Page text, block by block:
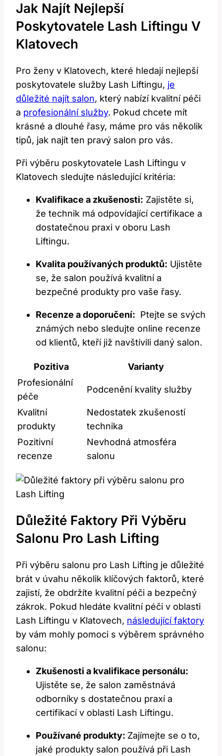
Jak Najít Nejlepší​
Poskytovatele Lash Liftingu V
Klatovech
Pro ženy v Klatovech, které hledají​ nejlepší
poskytovatele ⁤služby Lash‌ Liftingu, je
důležité najít salon, ‌který nabízí kvalitní péči
a profesionální služby. Pokud chcete mít⁤
krásné a dlouhé ⁤řasy,⁢ máme pro ⁢vás několik
tipů, jak najít ten ⁤pravý salon ⁤pro vás.
Při výběru poskytovatele Lash Liftingu v
Klatovech sledujte následující⁣ kritéria:
Kvalifikace a zkušenosti: Zajistěte‌ si,
že technik má odpovídající certifikace a⁣
dostatečnou ​praxi ​v oboru ⁢Lash
Liftingu.
Kvalita‌ používaných produktů: Ujistěte
se, že salon používá kvalitní a
bezpečné⁤ produkty​ pro vaše řasy.
Recenze a ​doporučení: ‌ Ptejte se svých
známých nebo⁤ sledujte online recenze​
od klientů, kteří již navštívili daný salon.
Pozitiva
Varianty
Profesionální
péče
Podcenění kvality služby
Kvalitní​
produkty
Nedostatek zkušeností
technika
Pozitivní
recenze
Nevhodná atmosféra
salonu
Důležité Faktory ⁣při Výběru
Salonu Pro Lash Lifting
Při ⁢výběru salonu⁢ pro Lash Lifting je důležité
⁤brát⁢ v úvahu několik klíčových faktorů, které
zajistí, že obdržíte kvalitní ‍péči ​a⁢ bezpečný
zákrok. Pokud hledáte kvalitní péči v oblasti⁣
Lash Liftingu v Klatovech, následující faktory
by vám mohly‌ pomoci​ s ⁣výběrem správného
salonu:
Zkušenosti a kvalifikace personálu:
Ujistěte ​se, ⁤že salon zaměstnává
odborníky s dostatečnou ​praxí ‌a
certifikací v oblasti⁢ Lash Liftingu.
Používané​ produkty:​ Zajímejte ⁢se o to,
jaké produkty ⁤salon⁤ používá ⁤při Lash